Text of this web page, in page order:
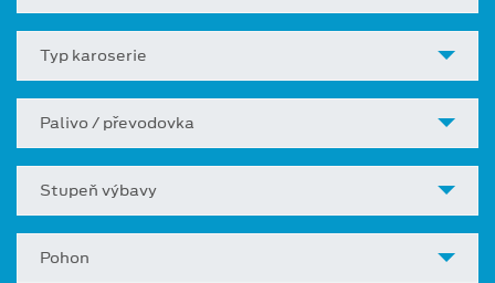
Typ karoserie
Palivo / převodovka
Stupeň výbavy
Pohon